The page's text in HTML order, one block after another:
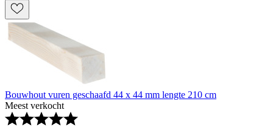
Bouwhout vuren geschaafd 44 x 44 mm lengte 210 cm
Meest verkocht